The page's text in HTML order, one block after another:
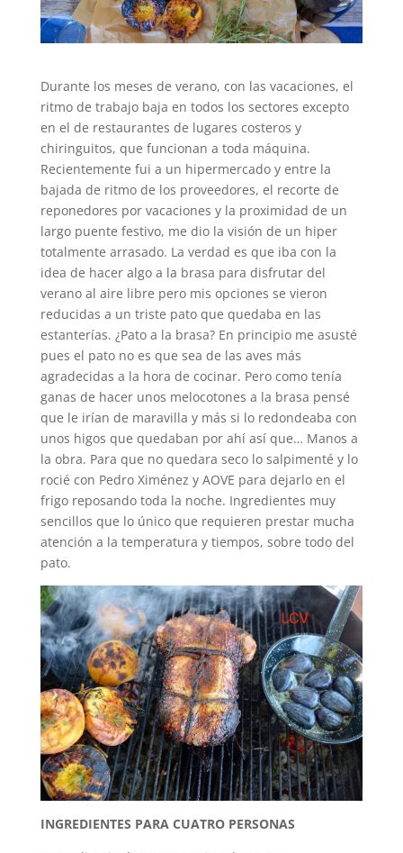
Durante los meses de verano, con las vacaciones, el
ritmo de trabajo baja en todos los sectores excepto
en el de restaurantes de lugares costeros y
chiringuitos, que funcionan a toda máquina.
Recientemente fui a un hipermercado y entre la
bajada de ritmo de los proveedores, el recorte de
reponedores por vacaciones y la proximidad de un
largo puente festivo, me dio la visión de un hiper
totalmente arrasado. La verdad es que iba con la
idea de hacer algo a la brasa para disfrutar del
verano al aire libre pero mis opciones se vieron
reducidas a un triste pato que quedaba en las
estanterías. ¿Pato a la brasa? En principio me asusté
pues el pato no es que sea de las aves más
agradecidas a la hora de cocinar. Pero como tenía
ganas de hacer unos melocotones a la brasa pensé
que le irían de maravilla y más si lo redondeaba con
unos higos que quedaban por ahí así que… Manos a
la obra. Para que no quedara seco lo salpimenté y lo
rocié con Pedro Ximénez y AOVE para dejarlo en el
frigo reposando toda la noche. Ingredientes muy
sencillos que lo único que requieren prestar mucha
atención a la temperatura y tiempos, sobre todo del
pato.
INGREDIENTES PARA CUATRO PERSONAS